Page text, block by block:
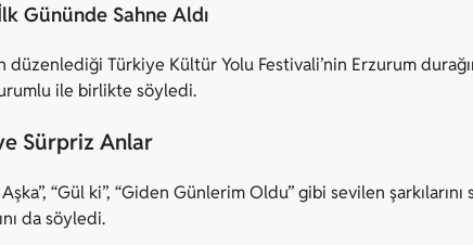
Gününde Sahne Aldı
düzenlediği Türkiye Kültür Yolu Festivali’nin Erzurum
ile birlikte söyledi.
Sürpriz Anlar
“Gül ki”, “Giden Günlerim Oldu” gibi sevilen
da söyledi.